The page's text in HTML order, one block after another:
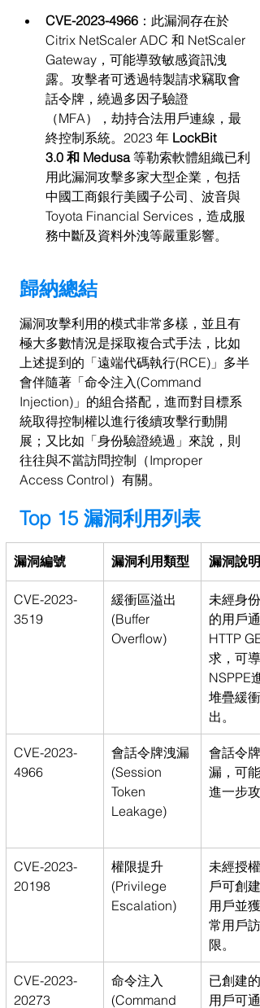
CVE-2023-4966 ：此漏洞存在於
Citrix NetScaler ADC 和 NetScaler
Gateway，可能導致敏感資訊洩
露。攻擊者可透過特製請求竊取會
話令牌，繞過多因子驗證
（MFA），劫持合法用戶連線，最
終控制系統。2023 年 LockBit
3.0 和 Medusa 等勒索軟體組織已利
用此漏洞攻擊多家大型企業，包括
中國工商銀行美國子公司、波音與
Toyota Financial Services，造成服
務中斷及資料外洩等嚴重影響。
歸納總結
漏洞攻擊利用的模式非常多樣，並且有
極大多數情況是採取複合式手法，比如
上述提到的「遠端代碼執行(RCE)」多半
會伴隨著「命令注入(Command
Injection)」的組合搭配，進而對目標系
統取得控制權以進行後續攻擊行動開
展；又比如「身份驗證繞過」來說，則
往往與不當訪問控制（Improper
Access Control）有關。
Top 15 漏洞利用列表
漏洞編號 漏洞利用類型 漏洞說明
CVE-2023-
3519
緩衝區溢出
(Buffer
Overflow)
未經身份
的用戶通
HTTP
求，可導
NSPPE
堆疊緩衝
出。
CVE-2023-
4966
會話令牌洩漏
(Session
Token
Leakage)
會話令牌
漏，可能
進一步攻
CVE-2023-
20198
權限提升
(Privilege
Escalation)
未經授權
戶可創建
用戶並獲
常用戶訪
限。
CVE-2023-
20273
命令注入
(Command
已創建的
用戶可通